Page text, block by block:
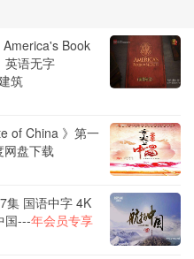
Book
英语无字
筑
of China 》第一
盘下载
集 国语中字 4K
国---年会员专享